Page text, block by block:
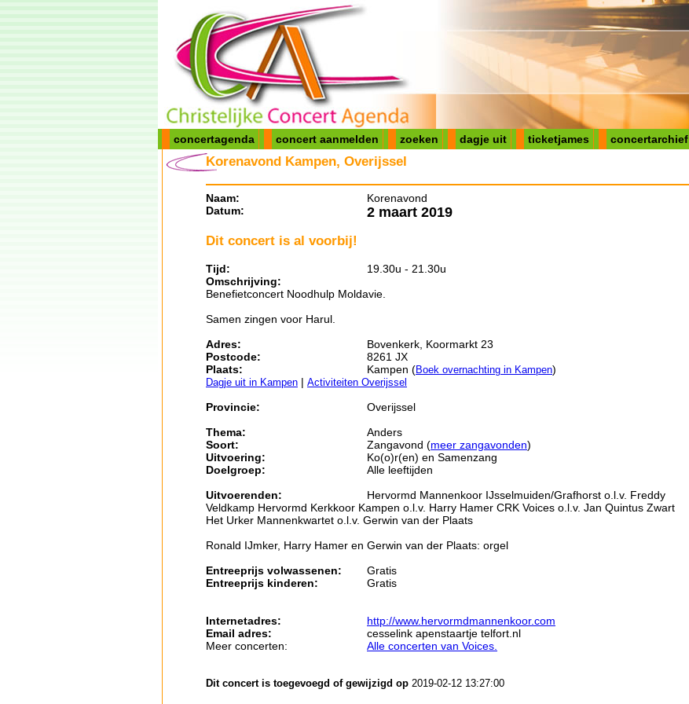
concertagenda concert aanmelden zoeken dagje uit ticketjames concertarchief
Korenavond Kampen, Overijssel
Naam:
Korenavond
Datum:
2 maart 2019
Dit concert is al voorbij!
Tijd:
19.30u - 21.30u
Omschrijving:
Benefietconcert Noodhulp Moldavie.
Samen zingen voor Harul.
Adres:
Bovenkerk, Koormarkt 23
Postcode:
8261 JX
Plaats:
Kampen (Boek overnachting in Kampen)
Dagje uit in Kampen | Activiteiten Overijssel
Provincie:
Overijssel
Thema:
Anders
Soort:
Zangavond (meer zangavonden)
Uitvoering:
Ko(o)r(en) en Samenzang
Doelgroep:
Alle leeftijden
Uitvoerenden:
Hervormd Mannenkoor IJsselmuiden/Grafhorst o.l.v. Freddy
Veldkamp Hervormd Kerkkoor Kampen o.l.v. Harry Hamer CRK Voices o.l.v. Jan Quintus Zwart
Het Urker Mannenkwartet o.l.v. Gerwin van der Plaats
Ronald IJmker, Harry Hamer en Gerwin van der Plaats: orgel
Entreeprijs volwassenen:
Gratis
Entreeprijs kinderen:
Gratis
Internetadres:
http://www.hervormdmannenkoor.com
Email adres:
cesselink apenstaartje telfort.nl
Meer concerten:
Alle concerten van Voices.
Dit concert is toegevoegd of gewijzigd op 2019-02-12 13:27:00